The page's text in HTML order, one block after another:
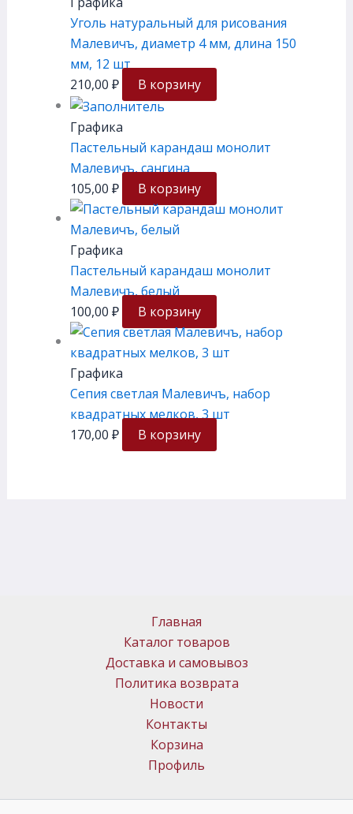
Уголь натуральный для рисования
Малевичъ, диаметр 4 мм, длина 150
мм, 12 шт
210,00 ₽ В корзину
Графика
Пастельный карандаш монолит
Малевичъ, сангина
105,00 ₽ В корзину
Графика
Пастельный карандаш монолит
Малевичъ, белый
100,00 ₽ В корзину
Графика
Сепия светлая Малевичъ, набор
квадратных мелков, 3 шт
170,00 ₽ В корзину
Главная
Каталог товаров
Доставка и самовывоз
Политика возврата
Новости
Контакты
Корзина
Профиль